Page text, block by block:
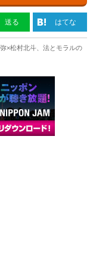
送る はてな
×松村北斗、法とモラルの